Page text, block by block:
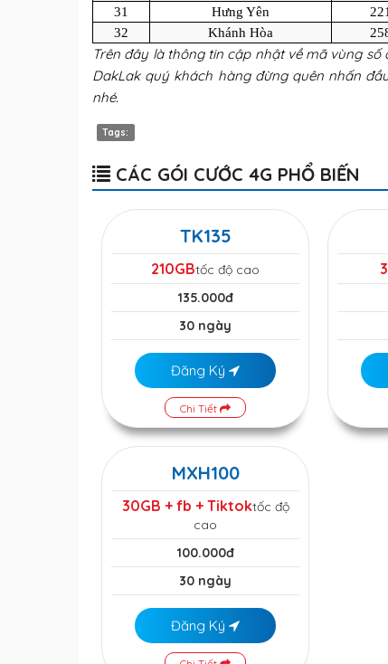
31
Hưng Yên 221
32
Khánh Hòa
Trên đây là thông tin cập nhật về mã vùng
DakLak quý khách hàng đừng quên nhấn
nhé.
Tags:
CÁC GÓI CƯỚC 4G PHỔ BIẾN
TK135
210GBtốc độ cao
135.000đ
30 ngày
Đăng Ký
Chi Tiết
MXH100
30GB + fb + Tiktoktốc độ
cao
100.000đ
30 ngày
Đăng Ký